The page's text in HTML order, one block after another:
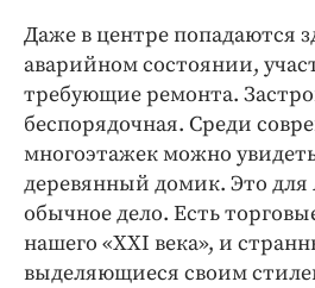
Даже в центре попадаются
аварийном состоянии,
требующие ремонта.
беспорядочная. Среди
многоэтажек можно
деревянный домик. Это для
обычное дело. Есть
нашего «ХХI века», и
выделяющиеся своим